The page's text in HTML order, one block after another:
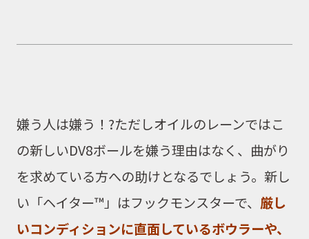
嫌う人は嫌う！?ただしオイルのレーンではこ
の新しいDV8ボールを嫌う理由はなく、曲がり
を求めている方への助けとなるでしょう。新し
い「ヘイター™」はフックモンスターで、 厳し
いコンディションに直面しているボウラーや、